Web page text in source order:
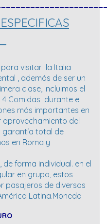
visitar la Italia
, además de ser un
clase, incluimos el
Comidas durante el
más importantes en
del
garantía total de
en Roma y
forma individual. en el
en grupo, estos
pasajeros de diversos
Latina.Moneda